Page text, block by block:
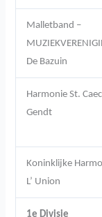
Malletband –
De Bazuin
Harmonie St.
Gendt
Koninklijke
L’ Union
1e Divisie